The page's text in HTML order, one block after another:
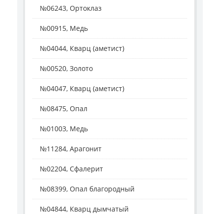
№06243, Ортоклаз
№00915, Медь
№04044, Кварц (аметист)
№00520, Золото
№04047, Кварц (аметист)
№08475, Опал
№01003, Медь
№11284, Арагонит
№02204, Сфалерит
№08399, Опал благородный
№04844, Кварц дымчатый